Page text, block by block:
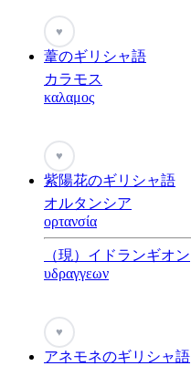
♥
葦のギリシャ語
カラモス
καλαμος
♥
紫陽花のギリシャ語
オルタンシア
ορτανσία
（現）イドランギオン
υδραγγεων
♥
アネモネのギリシャ語